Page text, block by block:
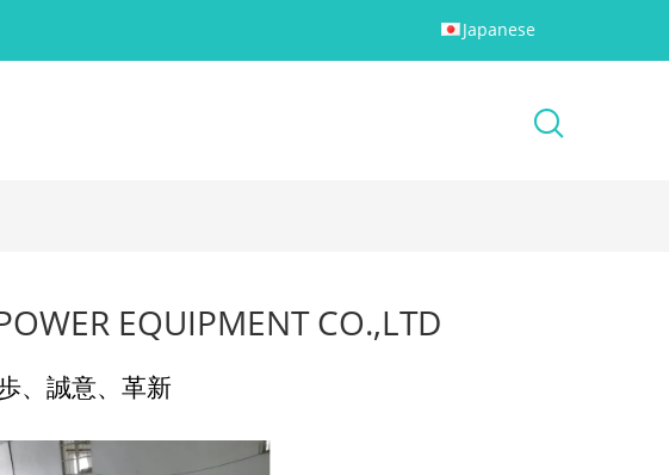
Japanese
EQUIPMENT CO.,LTD
、誠意、革新